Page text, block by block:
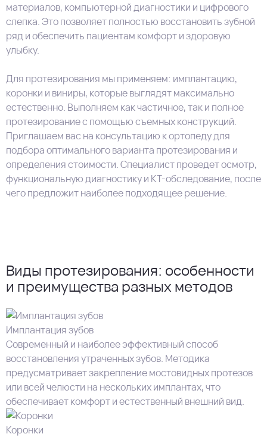
материалов, компьютерной диагностики и цифрового
слепка. Это позволяет полностью восстановить зубной
ряд и обеспечить пациентам комфорт и здоровую
улыбку.
Для протезирования мы применяем: имплантацию,
коронки и виниры, которые выглядят максимально
естественно. Выполняем как частичное, так и полное
протезирование с помощью съемных конструкций.
Приглашаем вас на консультацию к ортопеду для
подбора оптимального варианта протезирования и
определения стоимости. Специалист проведет осмотр,
функциональную диагностику и КТ-обследование, после
чего предложит наиболее подходящее решение.
Виды протезирования: особенности
и преимущества разных методов
Имплантация зубов
Современный и наиболее эффективный способ
восстановления утраченных зубов. Методика
предусматривает закрепление мостовидных протезов
или всей челюсти на нескольких имплантах, что
обеспечивает комфорт и естественный внешний вид.
Коронки